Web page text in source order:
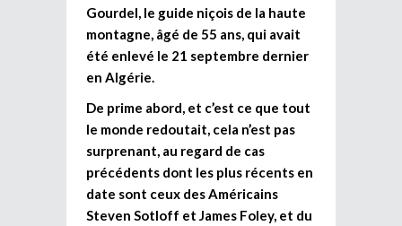
Gourdel, le guide niçois de la haute
montagne, âgé de 55 ans, qui avait
été enlevé le 21 septembre dernier
en Algérie.
De prime abord, et c’est ce que tout
le monde redoutait, cela n’est pas
surprenant, au regard de cas
précédents dont les plus récents en
date sont ceux des Américains
Steven Sotloff et James Foley, et du